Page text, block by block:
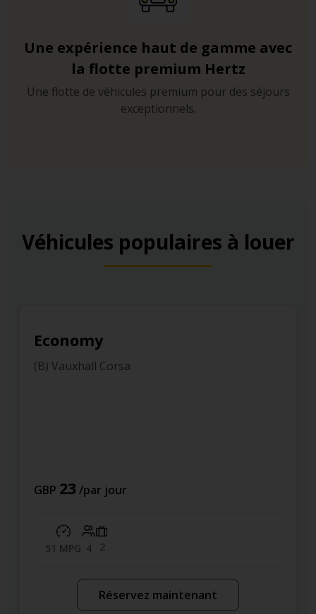
Une expérience haut de gamme avec
la flotte premium Hertz
Une flotte de véhicules premium pour des séjours
exceptionnels.
Véhicules populaires à louer
Economy
(B) Vauxhall Corsa
GBP 23 /par jour
51 MPG 4 2
Réservez maintenant